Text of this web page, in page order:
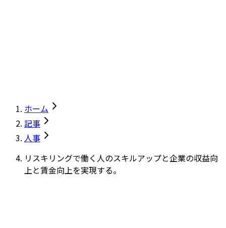
ホーム
記事
人事
リスキリングで働く人のスキルアップと企業の収益向
上と賃金向上を実現する。